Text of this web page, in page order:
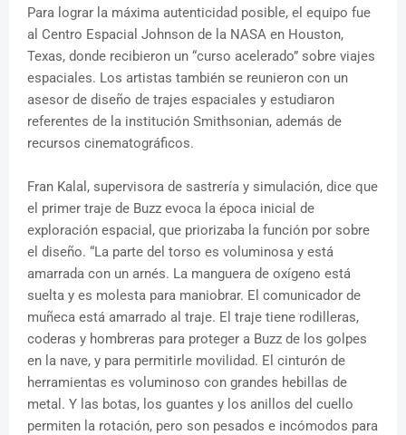
Para lograr la máxima autenticidad posible, el equipo fue
al Centro Espacial Johnson de la NASA en Houston,
Texas, donde recibieron un “curso acelerado” sobre viajes
espaciales. Los artistas también se reunieron con un
asesor de diseño de trajes espaciales y estudiaron
referentes de la institución Smithsonian, además de
recursos cinematográficos.
Fran Kalal, supervisora de sastrería y simulación, dice que
el primer traje de Buzz evoca la época inicial de
exploración espacial, que priorizaba la función por sobre
el diseño. “La parte del torso es voluminosa y está
amarrada con un arnés. La manguera de oxígeno está
suelta y es molesta para maniobrar. El comunicador de
muñeca está amarrado al traje. El traje tiene rodilleras,
coderas y hombreras para proteger a Buzz de los golpes
en la nave, y para permitirle movilidad. El cinturón de
herramientas es voluminoso con grandes hebillas de
metal. Y las botas, los guantes y los anillos del cuello
permiten la rotación, pero son pesados e incómodos para